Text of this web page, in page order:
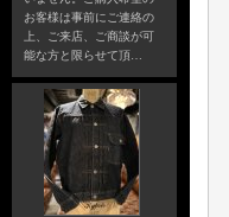
お客様は事前にご連絡の
上、ご来店、ご商談が可
能な方と限らせて頂…